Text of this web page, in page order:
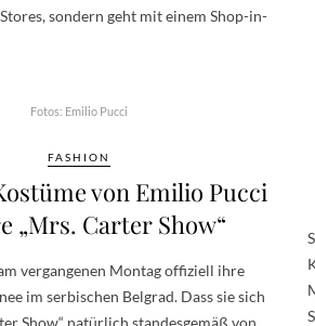
sondern geht mit einem Shop-in-
Fotos: Emilio Pucci
FASHION
von Emilio Pucci
„Mrs. Carter Show“
vergangenen Montag offiziell ihre
im serbischen Belgrad. Dass sie sich
Show“ natürlich standesgemäß von